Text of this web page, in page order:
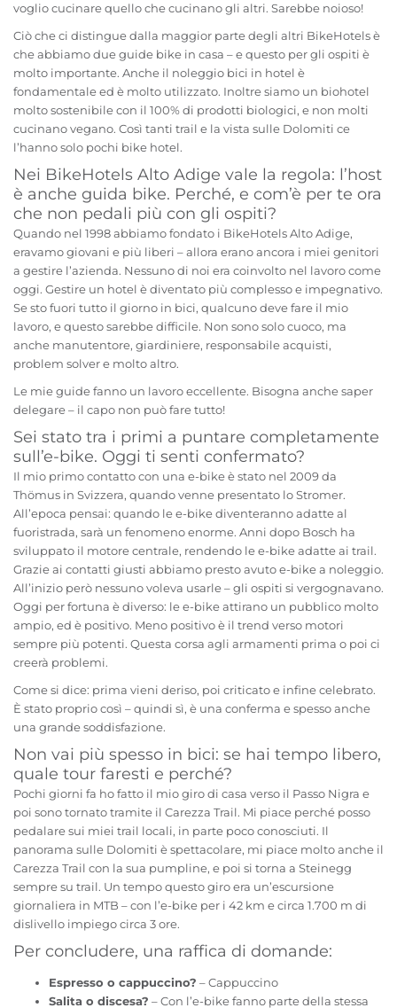
voglio cucinare quello che cucinano gli altri. Sarebbe noioso!
Ciò che ci distingue dalla maggior parte degli altri BikeHotels è
che abbiamo due guide bike in casa – e questo per gli ospiti è
molto importante. Anche il noleggio bici in hotel è
fondamentale ed è molto utilizzato. Inoltre siamo un biohotel
molto sostenibile con il 100% di prodotti biologici, e non molti
cucinano vegano. Così tanti trail e la vista sulle Dolomiti ce
l’hanno solo pochi bike hotel.
Nei BikeHotels Alto Adige vale la regola: l’host
è anche guida bike. Perché, e com’è per te ora
che non pedali più con gli ospiti?
Quando nel 1998 abbiamo fondato i BikeHotels Alto Adige,
eravamo giovani e più liberi – allora erano ancora i miei genitori
a gestire l’azienda. Nessuno di noi era coinvolto nel lavoro come
oggi. Gestire un hotel è diventato più complesso e impegnativo.
Se sto fuori tutto il giorno in bici, qualcuno deve fare il mio
lavoro, e questo sarebbe difficile. Non sono solo cuoco, ma
anche manutentore, giardiniere, responsabile acquisti,
problem solver e molto altro.
Le mie guide fanno un lavoro eccellente. Bisogna anche saper
delegare – il capo non può fare tutto!
Sei stato tra i primi a puntare completamente
sull’e-bike. Oggi ti senti confermato?
Il mio primo contatto con una e-bike è stato nel 2009 da
Thömus in Svizzera, quando venne presentato lo Stromer.
All’epoca pensai: quando le e-bike diventeranno adatte al
fuoristrada, sarà un fenomeno enorme. Anni dopo Bosch ha
sviluppato il motore centrale, rendendo le e-bike adatte ai trail.
Grazie ai contatti giusti abbiamo presto avuto e-bike a noleggio.
All’inizio però nessuno voleva usarle – gli ospiti si vergognavano.
Oggi per fortuna è diverso: le e-bike attirano un pubblico molto
ampio, ed è positivo. Meno positivo è il trend verso motori
sempre più potenti. Questa corsa agli armamenti prima o poi ci
creerà problemi.
Come si dice: prima vieni deriso, poi criticato e infine celebrato.
È stato proprio così – quindi sì, è una conferma e spesso anche
una grande soddisfazione.
Non vai più spesso in bici: se hai tempo libero,
quale tour faresti e perché?
Pochi giorni fa ho fatto il mio giro di casa verso il Passo Nigra e
poi sono tornato tramite il Carezza Trail. Mi piace perché posso
pedalare sui miei trail locali, in parte poco conosciuti. Il
panorama sulle Dolomiti è spettacolare, mi piace molto anche il
Carezza Trail con la sua pumpline, e poi si torna a Steinegg
sempre su trail. Un tempo questo giro era un’escursione
giornaliera in MTB – con l’e-bike per i 42 km e circa 1.700 m di
dislivello impiego circa 3 ore.
Per concludere, una raffica di domande:
Espresso o cappuccino? – Cappuccino
Salita o discesa? – Con l’e-bike fanno parte della stessa